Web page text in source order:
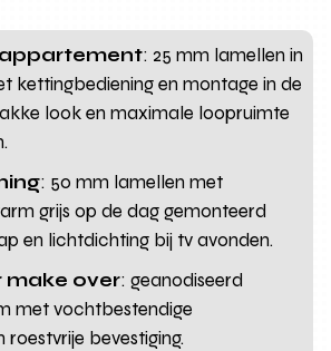
: 25 mm lamellen in
kettingbediening en montage in de
look en maximale loopruimte
: 50 mm lamellen met
grijs op de dag gemonteerd
en lichtdichting bij tv avonden.
make over: geanodiseerd
met vochtbestendige
bevestiging.